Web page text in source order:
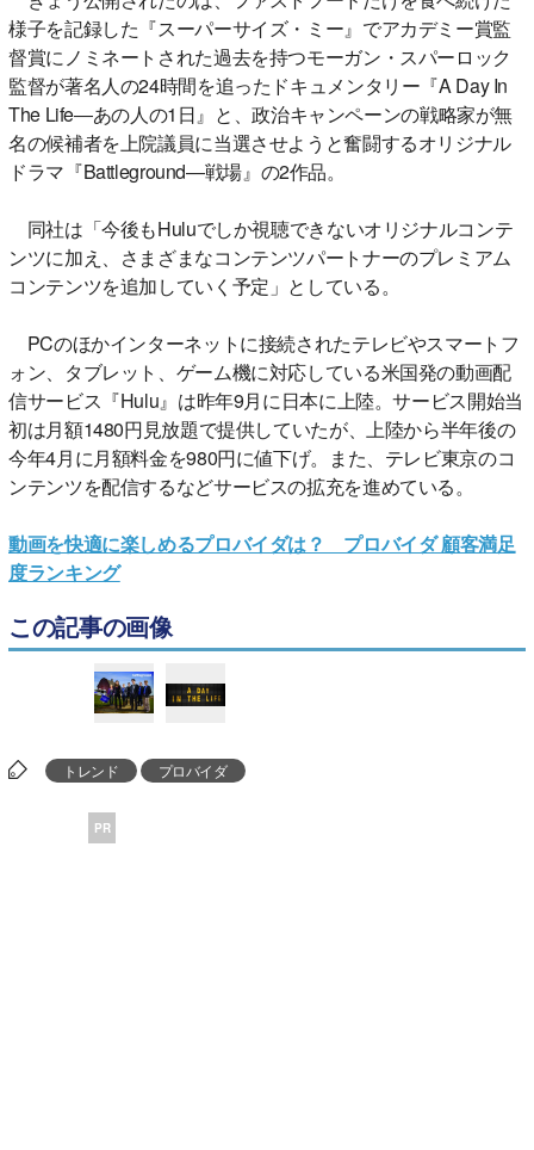
様子を記録した『スーパーサイズ・ミー』でアカデミー賞監
督賞にノミネートされた過去を持つモーガン・スパーロック
監督が著名人の24時間を追ったドキュメンタリー『A Day In
The Life―あの人の1日』と、政治キャンペーンの戦略家が無
名の候補者を上院議員に当選させようと奮闘するオリジナル
ドラマ『Battleground―戦場』の2作品。
同社は「今後もHuluでしか視聴できないオリジナルコンテ
ンツに加え、さまざまなコンテンツパートナーのプレミアム
コンテンツを追加していく予定」としている。
PCのほかインターネットに接続されたテレビやスマートフ
ォン、タブレット、ゲーム機に対応している米国発の動画配
信サービス『Hulu』は昨年9月に日本に上陸。サービス開始当
初は月額1480円見放題で提供していたが、上陸から半年後の
今年4月に月額料金を980円に値下げ。また、テレビ東京のコ
ンテンツを配信するなどサービスの拡充を進めている。
動画を快適に楽しめるプロバイダは？ プロバイダ 顧客満足
度ランキング
この記事の画像
トレンド プロバイダ
PR